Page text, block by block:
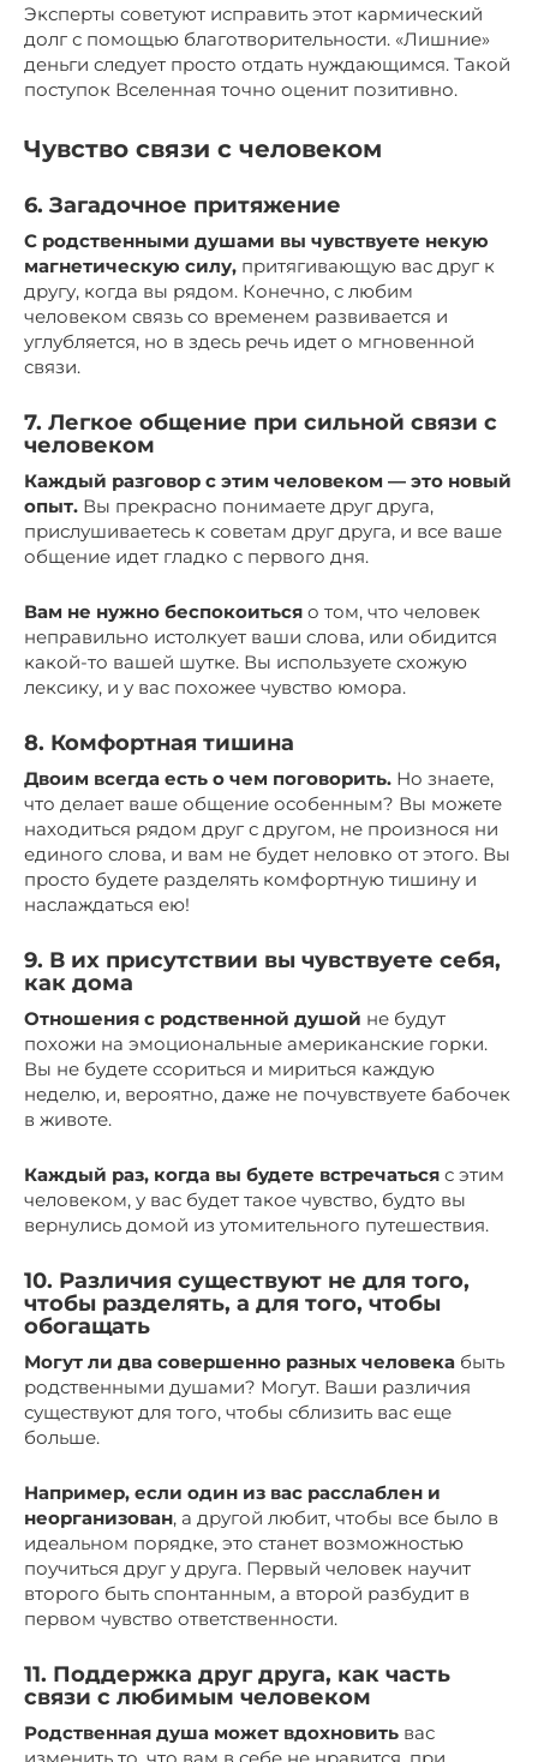
Эксперты советуют исправить этот кармический
долг с помощью благотворительности. «Лишние»
деньги следует просто отдать нуждающимся. Такой
поступок Вселенная точно оценит позитивно.
Чувство связи с человеком
6. Загадочное притяжение
С родственными душами вы чувствуете некую
магнетическую силу, притягивающую вас друг к
другу, когда вы рядом. Конечно, с любим
человеком связь со временем развивается и
углубляется, но в здесь речь идет о мгновенной
связи.
7. Легкое общение при сильной связи с
человеком
Каждый разговор с этим человеком — это новый
опыт. Вы прекрасно понимаете друг друга,
прислушиваетесь к советам друг друга, и все ваше
общение идет гладко с первого дня.
Вам не нужно беспокоиться о том, что человек
неправильно истолкует ваши слова, или обидится
какой-то вашей шутке. Вы используете схожую
лексику, и у вас похожее чувство юмора.
8. Комфортная тишина
Двоим всегда есть о чем поговорить. Но знаете,
что делает ваше общение особенным? Вы можете
находиться рядом друг с другом, не произнося ни
единого слова, и вам не будет неловко от этого. Вы
просто будете разделять комфортную тишину и
наслаждаться ею!
9. В их присутствии вы чувствуете себя,
как дома
Отношения с родственной душой не будут
похожи на эмоциональные американские горки.
Вы не будете ссориться и мириться каждую
неделю, и, вероятно, даже не почувствуете бабочек
в животе.
Каждый раз, когда вы будете встречаться с этим
человеком, у вас будет такое чувство, будто вы
вернулись домой из утомительного путешествия.
10. Различия существуют не для того,
чтобы разделять, а для того, чтобы
обогащать
Могут ли два совершенно разных человека быть
родственными душами? Могут. Ваши различия
существуют для того, чтобы сблизить вас еще
больше.
Например, если один из вас расслаблен и
неорганизован, а другой любит, чтобы все было в
идеальном порядке, это станет возможностью
поучиться друг у друга. Первый человек научит
второго быть спонтанным, а второй разбудит в
первом чувство ответственности.
11. Поддержка друг друга, как часть
связи с любимым человеком
Родственная душа может вдохновить вас